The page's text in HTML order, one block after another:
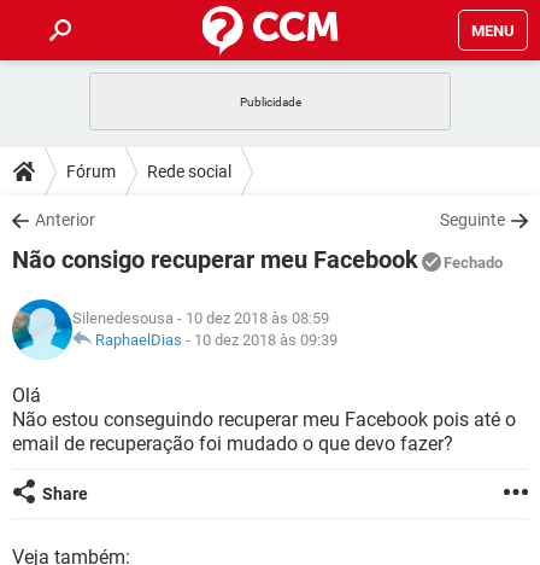
MENU
CELULAR
OUTLOOK
INSTAGRAM GMAIL
GUIA DE COMPRAS
DICAS
JOGOS
INSTAGRAM GMAIL
GUIA DE COMPRAS
DOWNLOADS
JOGOS WHATSAPP
CELULAR
OUTLOOK EXCEL
INSTAGRAM
GUIA DE COMPRAS
JOGOS WHATSAPP
CELULAR
OUTLOOK
INSTAGRAM GMAIL
GUIA DE COMPRAS
GLOSSÁRIO
JOGOS
CELULAR FACEBOOK
INSTAGRAM
GUIA DE COMPRAS
Fórum Rede social
Anterior Seguinte
Não consigo recuperar meu Facebook Fechado
Silenedesousa - 10 dez 2018 às 08:59
RaphaelDias - 10 dez 2018 às 09:39
Olá
Não estou conseguindo recuperar meu Facebook pois até o
email de recuperação foi mudado o que devo fazer?
Share
Veja também: